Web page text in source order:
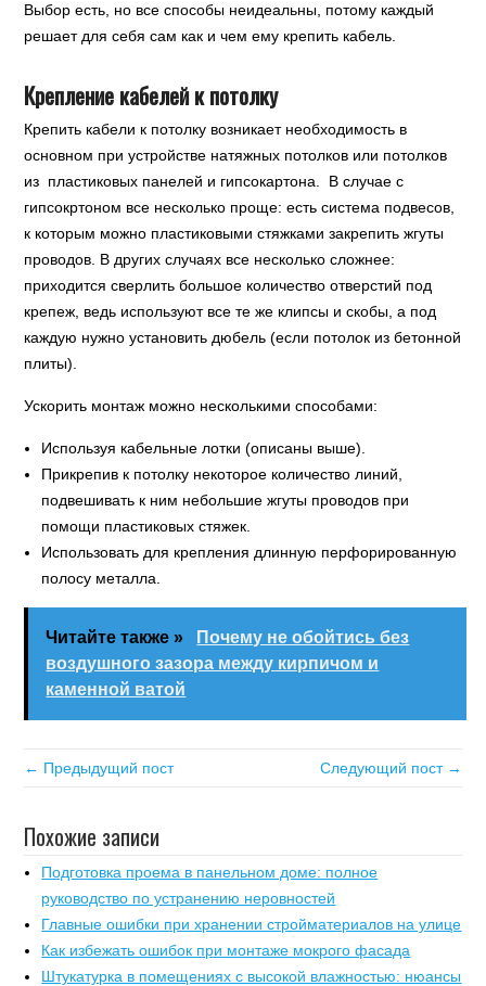
Выбор есть, но все способы неидеальны, потому каждый
решает для себя сам как и чем ему крепить кабель.
Крепление кабелей к потолку
Крепить кабели к потолку возникает необходимость в
основном при устройстве натяжных потолков или потолков
из пластиковых панелей и гипсокартона. В случае с
гипсокртоном все несколько проще: есть система подвесов,
к которым можно пластиковыми стяжками закрепить жгуты
проводов. В других случаях все несколько сложнее:
приходится сверлить большое количество отверстий под
крепеж, ведь используют все те же клипсы и скобы, а под
каждую нужно установить дюбель (если потолок из бетонной
плиты).
Ускорить монтаж можно несколькими способами:
Используя кабельные лотки (описаны выше).
Прикрепив к потолку некоторое количество линий,
подвешивать к ним небольшие жгуты проводов при
помощи пластиковых стяжек.
Использовать для крепления длинную перфорированную
полосу металла.
Читайте также »
Почему не обойтись без
воздушного зазора между кирпичом и
каменной ватой
← Предыдущий пост Следующий пост →
Похожие записи
Подготовка проема в панельном доме: полное
руководство по устранению неровностей
Главные ошибки при хранении стройматериалов на улице
Как избежать ошибок при монтаже мокрого фасада
Штукатурка в помещениях с высокой влажностью: нюансы